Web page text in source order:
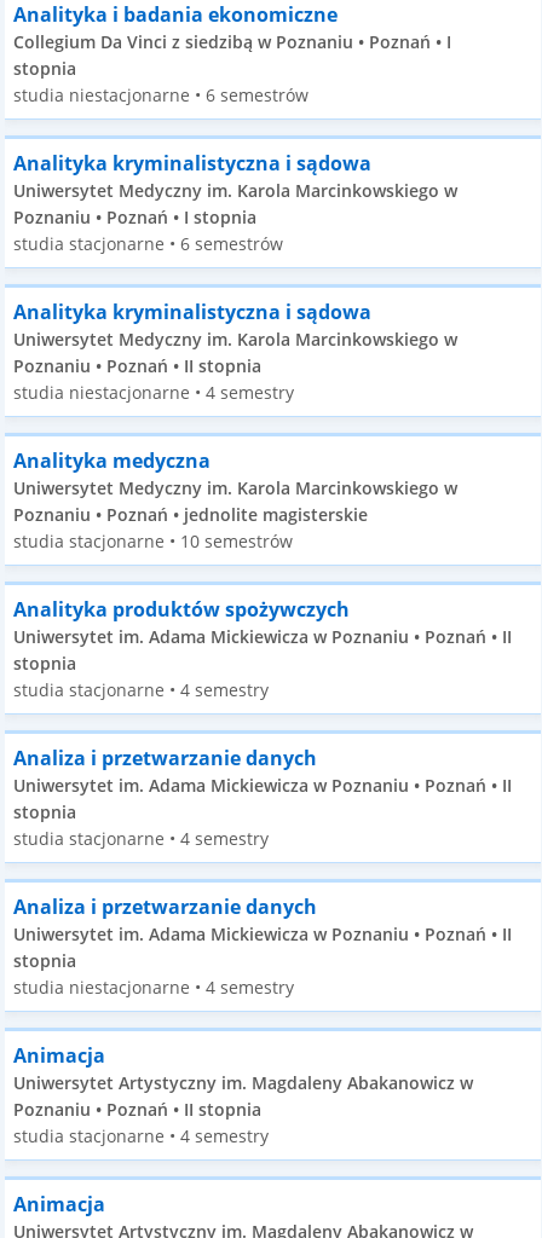
Analityka i badania ekonomiczne
Collegium Da Vinci z siedzibą w Poznaniu • Poznań • I
stopnia
studia niestacjonarne • 6 semestrów
Analityka kryminalistyczna i sądowa
Uniwersytet Medyczny im. Karola Marcinkowskiego w
Poznaniu • Poznań • I stopnia
studia stacjonarne • 6 semestrów
Analityka kryminalistyczna i sądowa
Uniwersytet Medyczny im. Karola Marcinkowskiego w
Poznaniu • Poznań • II stopnia
studia niestacjonarne • 4 semestry
Analityka medyczna
Uniwersytet Medyczny im. Karola Marcinkowskiego w
Poznaniu • Poznań • jednolite magisterskie
studia stacjonarne • 10 semestrów
Analityka produktów spożywczych
Uniwersytet im. Adama Mickiewicza w Poznaniu • Poznań • II
stopnia
studia stacjonarne • 4 semestry
Analiza i przetwarzanie danych
Uniwersytet im. Adama Mickiewicza w Poznaniu • Poznań • II
stopnia
studia stacjonarne • 4 semestry
Analiza i przetwarzanie danych
Uniwersytet im. Adama Mickiewicza w Poznaniu • Poznań • II
stopnia
studia niestacjonarne • 4 semestry
Animacja
Uniwersytet Artystyczny im. Magdaleny Abakanowicz w
Poznaniu • Poznań • II stopnia
studia stacjonarne • 4 semestry
Animacja
Uniwersytet Artystyczny im. Magdaleny Abakanowicz w